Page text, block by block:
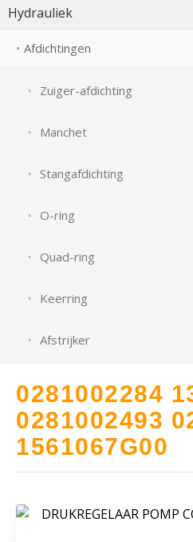
Hydrauliek
Afdichtingen
Zuiger-afdichting
Manchet
Stangafdichting
O-ring
Quad-ring
Keerring
Afstrijker
0281002284
0281002493
1561067G00